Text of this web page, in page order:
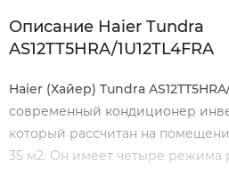
Описание Haier Tundra
AS12TT5HRA/1U12TL4FRA
Haier (Хайер) Tundra AS12TT5
современный кондиционер
который рассчитан на
35 м2. Он имеет четыре режима